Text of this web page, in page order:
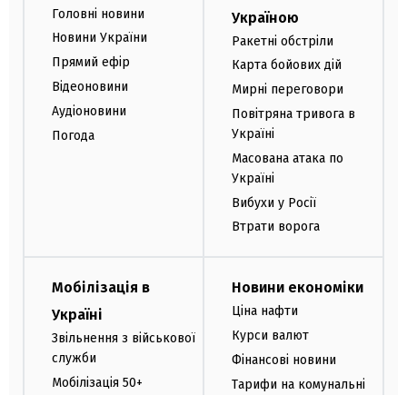
Головні новини
Новини України
Прямий ефір
Відеоновини
Аудіоновини
Погода
Україною
Ракетні обстріли
Карта бойових дій
Мирні переговори
Повітряна тривога в
Україні
Масована атака по
Україні
Вибухи у Росії
Втрати ворога
Мобілізація в
Україні
Звільнення з військової
служби
Мобілізація 50+
Новини економіки
Ціна нафти
Курси валют
Фінансові новини
Тарифи на комунальні